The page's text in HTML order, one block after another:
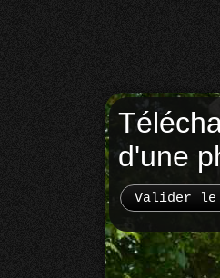
d'une